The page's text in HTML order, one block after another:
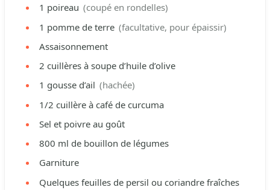
1 poireau (coupé en rondelles)
1 pomme de terre (facultative, pour épaissir)
Assaisonnement
2 cuillères à soupe d’huile d’olive
1 gousse d’ail (hachée)
1/2 cuillère à café de curcuma
Sel et poivre au goût
800 ml de bouillon de légumes
Garniture
Quelques feuilles de persil ou coriandre fraîches